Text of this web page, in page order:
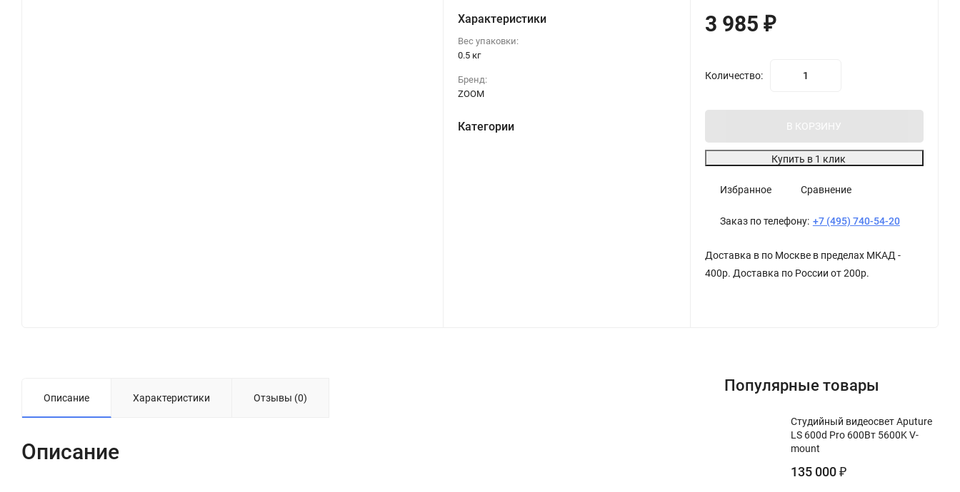
Характеристики
Вес упаковки:
0.5 кг
Бренд:
ZOOM
Категории
3 985 ₽
Количество:
В КОРЗИНУ
Купить в 1 клик
Избранное Сравнение
Заказ по телефону: +7 (495) 740-54-20
Доставка в по Москве в пределах МКАД -
400р. Доставка по России от 200р.
Описание Характеристики Отзывы (0)
Описание
Популярные товары
Студийный видеосвет Aputure
LS 600d Pro 600Вт 5600K V-
mount
135 000 ₽